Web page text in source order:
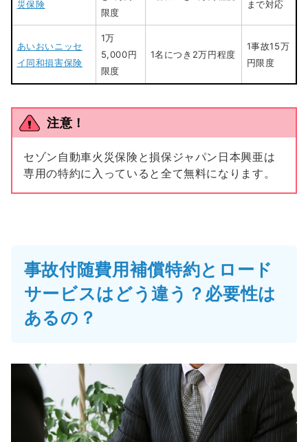
災保険
限度
まで対応
あいおいニッセ
イ同和損害保険
1万
5,000円
限度
1名につき2万円程度
1事故15万
円限度
注意！
セゾン自動車火災保険と損保ジャパン日本興亜は
専用の特約に入っていると全て無料になります。
事故付随費用補償特約とロード
サービスはどう違う？必要性は
あるの？